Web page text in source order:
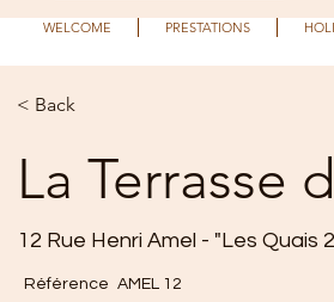
WELCOME PRESTATIONS
< Back
La Terrasse
12 Rue Henri Amel - "Les Quais
Référence AMEL 12